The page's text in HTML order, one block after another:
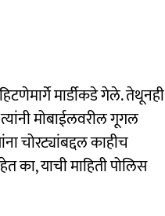
मार्डीकडे गेले. तेथूनही
मोबाईलवरील गूगल
चोरट्यांबद्दल काहीच
का, याची माहिती पोलिस